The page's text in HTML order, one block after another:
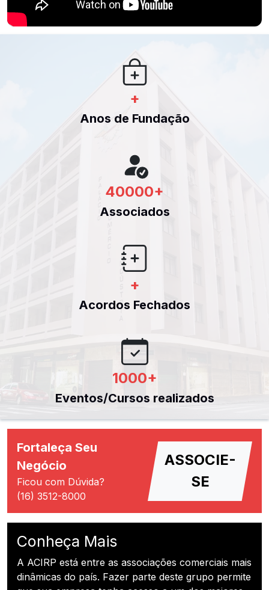
+
Anos de Fundação
40000+
Associados
+
Acordos Fechados
1000+
Eventos/Cursos realizados
Fortaleça Seu
Negócio
Ficou com Dúvida?
(16) 3512-8000
ASSOCIE-
SE
Conheça Mais
A ACIRP está entre as associações comerciais mais
dinâmicas do país. Fazer parte deste grupo permite